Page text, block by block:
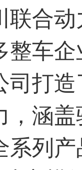
联合
整车
司打
，涵
系列